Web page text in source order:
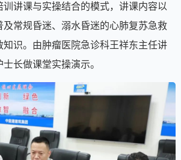
训讲课与实操结合的模式，讲课内容以
及常规昏迷、溺水昏迷的心肺复苏急救
知识。由肿瘤医院急诊科王祥东主任讲
长做课堂实操演示。